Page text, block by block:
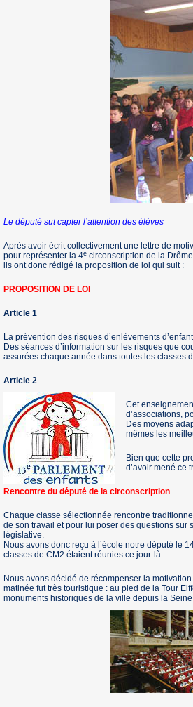
Le député sut capter l’attention des élèves
Après avoir écrit collectivement une lettre de
pour représenter la 4ecirconscription de la
ils ont donc rédigé la proposition de loi qui suit :
PROPOSITION DE LOI
Article 1
La prévention des risques d’enlèvements
Des séances d’information sur les risques que
assurées chaque année dans toutes les classes
Article 2
Cet
d’associations,
Des moyens
mêmes les
Bien que cette
d’avoir mené ce
Rencontre du député de la circonscription
Chaque classe sélectionnée rencontre
de son travail et pour lui poser des questions sur
législative.
Nous avons donc reçu à l’école notre député le
classes de CM2 étaient réunies ce jour-là.
Nous avons décidé de récompenser la
matinée fut très touristique : au pied de la Tour
monuments historiques de la ville depuis la